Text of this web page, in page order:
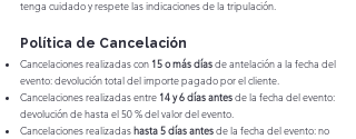
tenga cuidado y respete las indicaciones de la tripulación.
Política de Cancelación
Cancelaciones realizadas con 15 o más díasde antelación a la fecha del
evento: devolución total del importe pagado por el cliente.
Cancelaciones realizadas entre 14 y 6 días antesde la fecha del evento:
devolución de hasta el 50 % del valor del evento.
Cancelaciones realizadashasta 5 días antesde la fecha del evento: no